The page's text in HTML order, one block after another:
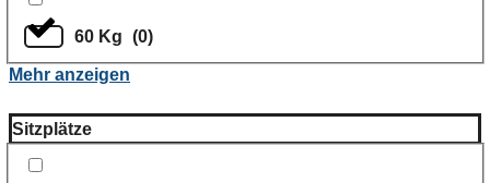
60 Kg (0)
Mehr anzeigen
Sitzplätze